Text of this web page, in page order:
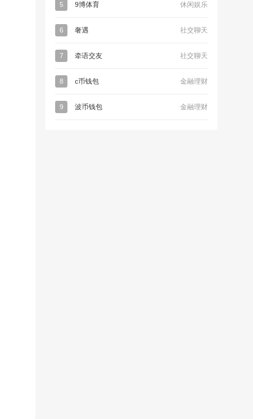
5 9博体育 休闲娱乐
6 奢遇 社交聊天
7 牵语交友 社交聊天
8 c币钱包 金融理财
9 波币钱包 金融理财